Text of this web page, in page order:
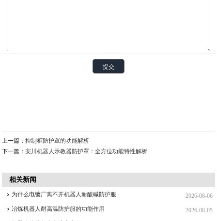
上一篇：控制柜防护罩的功能解析
下一篇：安川机器人示教器防护罩：全方位功能特性解析
相关新闻
2026-08-06
为什么电镀厂离不开机器人耐酸碱防护服
2026-08-05
冶炼机器人耐高温防护服的功能作用